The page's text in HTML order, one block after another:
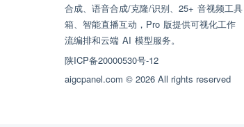
合成、语音合成/克隆/识别、25+ 音视频工具
箱、智能直播互动，Pro 版提供可视化工作
流编排和云端 AI 模型服务。
陕ICP备20000530号-12
aigcpanel.com © 2026 All rights reserved